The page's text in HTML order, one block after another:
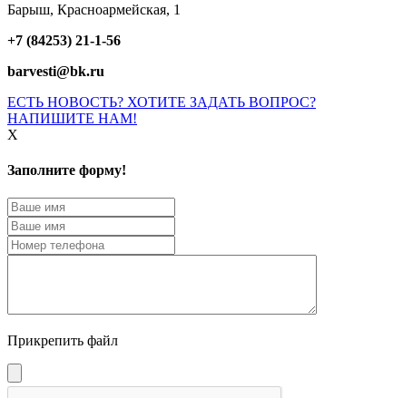
Барыш, Красноармейская, 1
+7 (84253) 21-1-56
barvesti@bk.ru
ЕСТЬ НОВОСТЬ? ХОТИТЕ ЗАДАТЬ ВОПРОС?
НАПИШИТЕ НАМ!
X
Заполните форму!
Прикрепить файл